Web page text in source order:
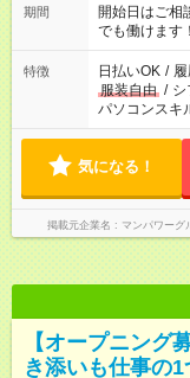
ん ※法令に基
となります ※
短時間・短期
期間
開始日はご
でも働けます！
特徴 日払いOK /
服装自由 / シ
パソコンスキ
気になる！
掲載元企業名 マンパワー
【オープニング
き添いも仕事の1